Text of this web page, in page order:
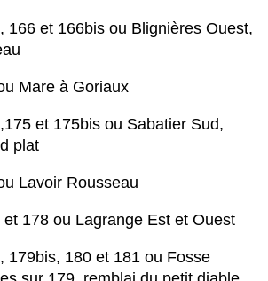
166 et 166bis ou Blignières Ouest,
Mare à Goriaux
et 175bis ou Sabatier Sud,
plat
Lavoir Rousseau
et 178 ou Lagrange Est et Ouest
179bis, 180 et 181 ou Fosse